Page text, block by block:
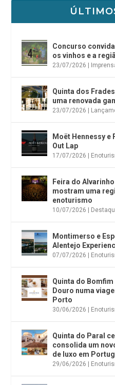
Concurso
os vinhos e a
23/07/2026
Quinta dos
uma renovada
23/07/2026
Moët Hennessy
Out Lap
17/07/2026
Feira do
mostram uma
enoturismo
10/07/2026
Montimerso e
Alentejo
07/07/2026
Quinta do
Douro numa
Porto
30/06/2026
Quinta do Paral
consolida um
de luxo em
29/06/2026